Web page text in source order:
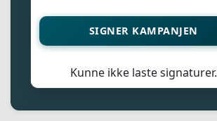
SIGNER KAMPANJEN
Kunne ikke laste signaturer.